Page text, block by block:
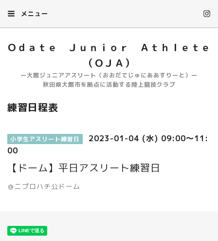
メニュー
Ｏｄａｔｅ Ｊｕｎｉｏｒ Ａｔｈｌｅｔｅ
（ＯＪＡ）
ー大館ジュニアアスリート（おおだてじゅにああすりーと）ー
秋田県大館市を拠点に活動する陸上競技クラブ
練習日程表
小学生アスリート練習日
2023-01-04 (水) 09:00～11:
00
【ドーム】平日アスリート練習日
＠ニプロハチ公ドーム